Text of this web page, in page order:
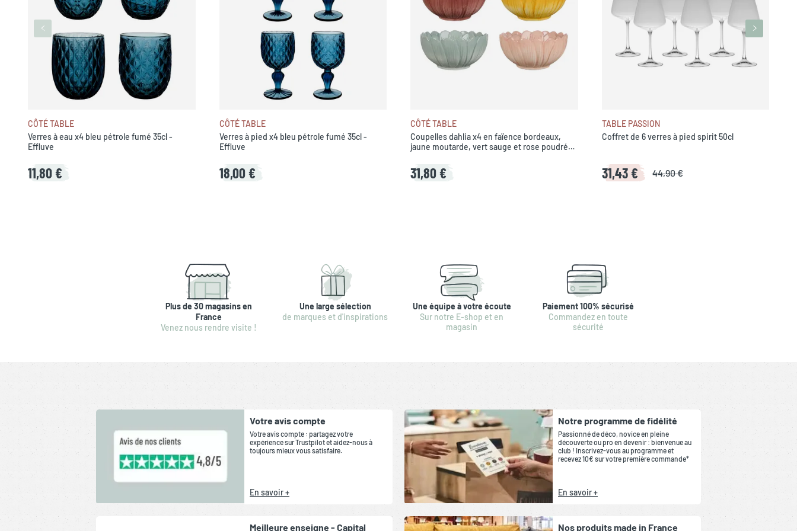
CÔTÉ TABLE
Verres à eau x4 bleu pétrole fumé 35cl -
Effluve
11,80 €
CÔTÉ TABLE
Verres à pied x4 bleu pétrole fumé 35cl -
Effluve
18,00 €
CÔTÉ TABLE
Coupelles dahlia x4 en faïence bordeaux,
jaune moutarde, vert sauge et rose poudré
31,80 €
TABLE PASSION
Coffret de 6 verres à pied spirit 50cl
31,43 € 44,90 €
Plus de 30 magasins en
France
Venez nous rendre visite !
Une large sélection
de marques et d'inspirations
Une équipe à votre écoute
Sur notre E-shop et en
magasin
Paiement 100% sécurisé
Commandez en toute
sécurité
Votre avis compte
Votre avis compte : partagez votre
expérience sur Trustpilot et aidez-nous à
toujours mieux vous satisfaire.
En savoir +
Notre programme de fidélité
Passionné de déco, novice en pleine
découverte ou pro en devenir : bienvenue au
club ! Inscrivez-vous au programme et
recevez 10€ sur votre première commande*
En savoir +
Meilleure enseigne - Capital Nos produits made in France